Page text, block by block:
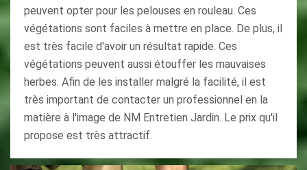
peuvent opter pour les pelouses en rouleau. Ces
végétations sont faciles à mettre en place. De plus, il
est très facile d'avoir un résultat rapide. Ces
végétations peuvent aussi étouffer les mauvaises
herbes. Afin de les installer malgré la facilité, il est
très important de contacter un professionnel en la
matière à l'image de NM Entretien Jardin. Le prix qu'il
propose est très attractif.